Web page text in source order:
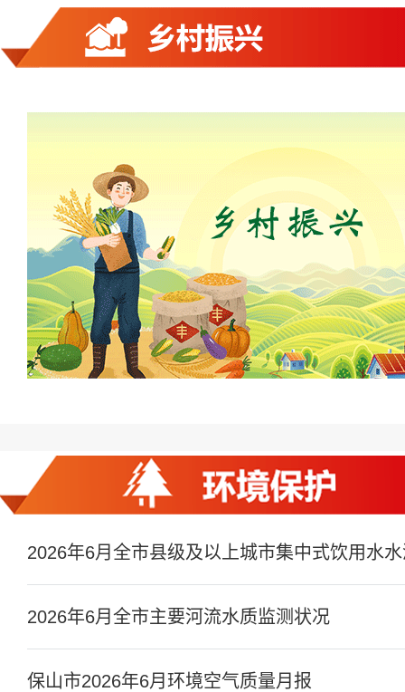
2026年6月全市主要河流水质监测状况
保山市2026年6月环境空气质量月报